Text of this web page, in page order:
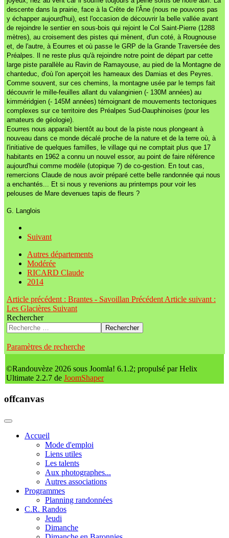
descente dans la prairie, face à la Crête de l'Âne (nous ne pouvons pas
y échapper aujourd'hui), est l'occasion de découvrir la belle vallée avant
de rejoindre le sentier en sous-bois qui rejoint le Col Saint-Pierre (1288
mètres), au croisement des pistes qui mènent, d'un coté, à Rougnouse
et, de l'autre, à Eourres et où passe le GRP de la Grande Traversée des
Préalpes. Il ne reste plus qu'à rejoindre notre point de départ par cette
large piste parallèle au Ravin de Ramayouse, au pied de la Montagne de
chanteduc, d'où l'on aperçoit les hameaux des Damias et des Peyres.
Comme souvent, sur ces chemins, la montagne usée par le temps fait
découvrir le mille-feuilles allant du valanginien (- 130M années) au
kimméridgien (- 145M années) témoignant de mouvements tectoniques
complexes sur ce territoire des Préalpes Sud-Dauphinoises (pour les
amateurs de géologie).
Eourres nous apparaît bientôt au bout de la piste nous plongeant à
nouveau dans ce monde décalé proche de la nature et de la terre où, à
l'initiative de quelques familles, le village qui ne comptait plus que 17
habitants en 1962 a connu un nouvel essor, au point de faire référence
aujourd'hui comme modèle (utopique ?) de co-gestion. En tout cas,
remercions Claude de nous avoir préparé cette belle randonnée qui nous
a enchantés... Et si nous y revenions au printemps pour voir les
pelouses de Mare devenues tapis de fleurs ?
G. Langlois
Suivant
Autres départements
Modérée
RICARD Claude
2014
Article précédent : Brantes - Savoillan Précédent Article suivant :
Les Glacières Suivant
Rechercher
Rechercher
Paramètres de recherche
©Randouvèze 2026 sous Joomla! 6.1.2; propulsé par Helix
Ultimate 2.2.7 de JoomShaper
offcanvas
Accueil
Mode d'emploi
Liens utiles
Les talents
Aux photographes...
Autres associations
Programmes
Planning randonnées
C.R. Randos
Jeudi
Dimanche